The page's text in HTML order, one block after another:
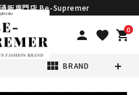
販専門店 Be-Supremer
person favorite 0
shopping_cart
view_module BRAND